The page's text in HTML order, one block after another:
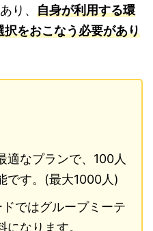
り、 自身が利用する環
をおこなう必要があり
適なプランで、100人
です。(最大1000人)
ではグループミーテ
なります。